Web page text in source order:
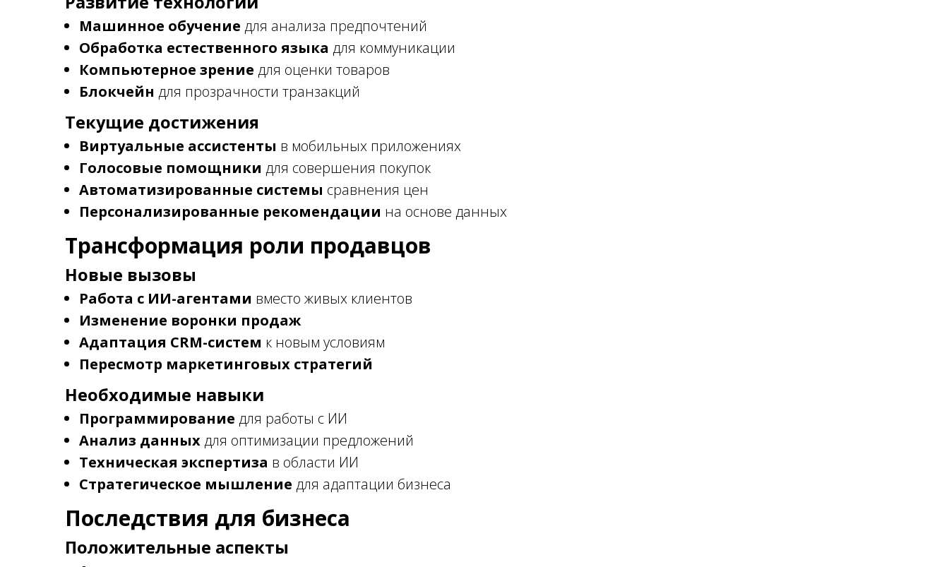
Машинное обучение для анализа предпочтений
Обработка естественного языка для коммуникации
Компьютерное зрение для оценки товаров
Блокчейн для прозрачности транзакций
Текущие достижения
Виртуальные ассистенты в мобильных приложениях
Голосовые помощники для совершения покупок
Автоматизированные системы сравнения цен
Персонализированные рекомендации на основе данных
Трансформация роли продавцов
Новые вызовы
Работа с ИИ-агентами вместо живых клиентов
Изменение воронки продаж
Адаптация CRM-систем к новым условиям
Пересмотр маркетинговых стратегий
Необходимые навыки
Программирование для работы с ИИ
Анализ данных для оптимизации предложений
Техническая экспертиза в области ИИ
Стратегическое мышление для адаптации бизнеса
Последствия для бизнеса
Положительные аспекты